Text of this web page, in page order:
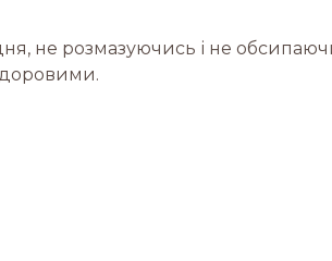
не розмазуючись і не